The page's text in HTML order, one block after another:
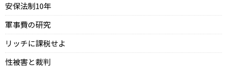
安保法制10年
軍事費の研究
リッチに課税せよ
性被害と裁判